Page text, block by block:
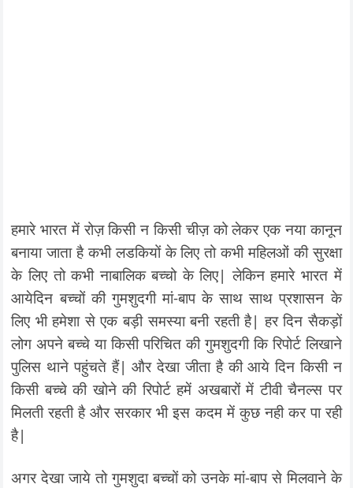
हमारे भारत में रोज़ किसी न किसी चीज़ को लेकर एक नया कानून
बनाया जाता है कभी लडकियों के लिए तो कभी महिलओं की सुरक्षा
के लिए तो कभी नाबालिक बच्चो के लिए| लेकिन हमारे भारत में
आयेदिन बच्चों की गुमशुदगी मां-बाप के साथ साथ प्रशासन के
लिए भी हमेशा से एक बड़ी समस्या बनी रहती है| हर दिन सैकड़ों
लोग अपने बच्चे या किसी परिचित की गुमशुदगी कि रिपोर्ट लिखाने
पुलिस थाने पहुंचते हैं| और देखा जीता है की आये दिन किसी न
किसी बच्चे की खोने की रिपोर्ट हमें अखबारों में टीवी चैनल्स पर
मिलती रहती है और सरकार भी इस कदम में कुछ नही कर पा रही
है|
अगर देखा जाये तो गुमशुदा बच्चों को उनके मां-बाप से मिलवाने के